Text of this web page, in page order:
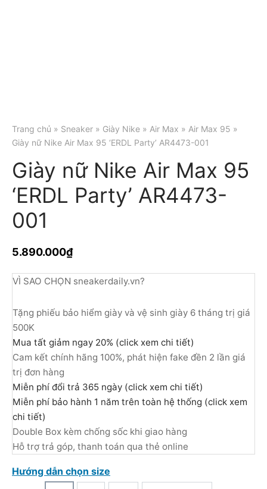
Trang chủ » Sneaker » Giày Nike » Air Max » Air Max 95 »
Giày nữ Nike Air Max 95 ‘ERDL Party’ AR4473-001
Giày nữ Nike Air Max 95
‘ERDL Party’ AR4473-
001
5.890.000₫
VÌ SAO CHỌN sneakerdaily.vn?
Tặng phiếu bảo hiểm giày và vệ sinh giày 6 tháng trị giá
500K
Mua tất giảm ngay 20% (click xem chi tiết)
Cam kết chính hãng 100%, phát hiện fake đền 2 lần giá
trị đơn hàng
Miễn phí đổi trả 365 ngày (click xem chi tiết)
Miễn phí bảo hành 1 năm trên toàn hệ thống (click xem
chi tiết)
Double Box kèm chống sốc khi giao hàng
Hỗ trợ trả góp, thanh toán qua thẻ online
Hướng dẫn chọn size